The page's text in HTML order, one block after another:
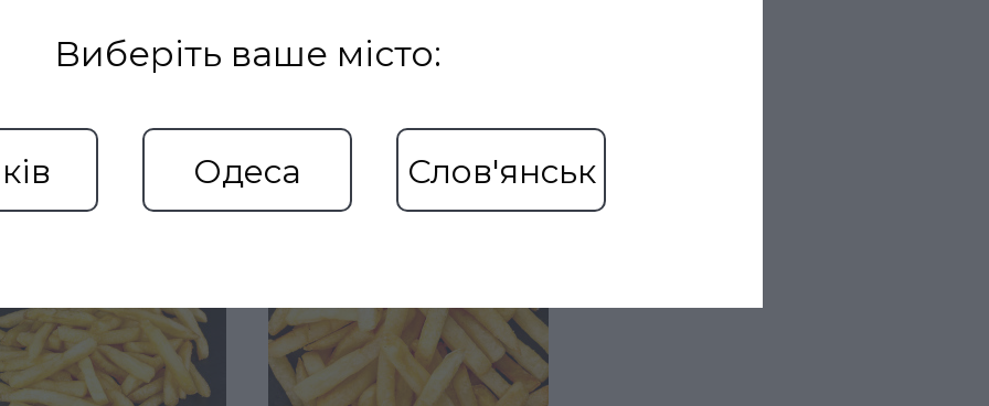
Виберіть ваше місто:
Одеса Слов'янськ